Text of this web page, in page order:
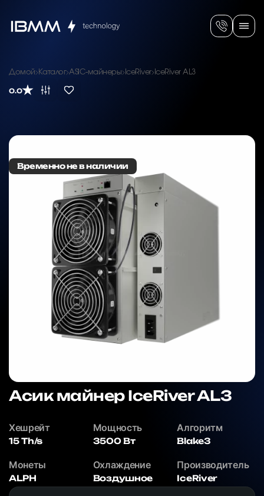
Домой Каталог ASIC-майнеры IceRiver IceRiver AL3
0.0
Временно не в наличии
Асик майнер IceRiver AL3
Хешрейт
15 Th/s
Мощность
3500 Вт
Алгоритм
Blake3
Монеты
ALPH
Охлаждение
Воздушное
Производитель
IceRiver